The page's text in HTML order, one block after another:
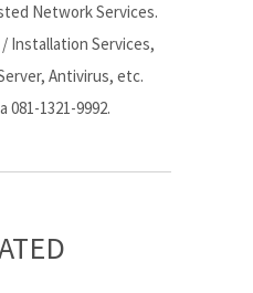
Network Services.
Installation Services,
Antivirus, etc.
081-1321-9992.